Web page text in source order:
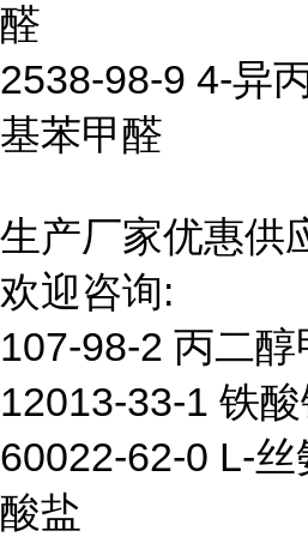
醛
2538-98-9 4-异
基苯甲醛
生产厂家优惠供
欢迎咨询:
107-98-2 丙二醇
12013-33-1 铁
60022-62-0 L-丝
酸盐